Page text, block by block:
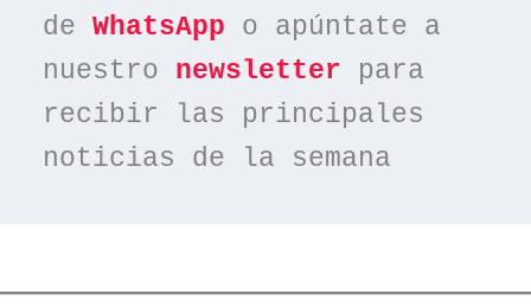
de WhatsApp o apúntate a
nuestro newsletter para
recibir las principales
noticias de la semana